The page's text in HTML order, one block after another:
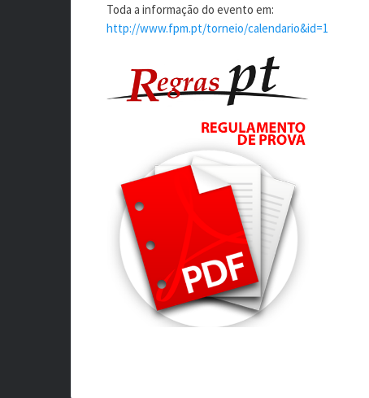
Toda a informação do evento em:
http://www.fpm.pt/torneio/calendario&id=1